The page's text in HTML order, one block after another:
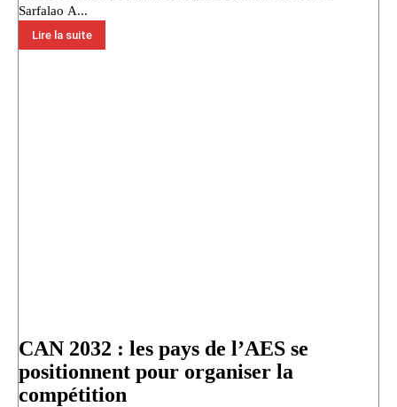
Sarfalao A...
Lire la suite
CAN 2032 : les pays de l’AES se
positionnent pour organiser la
compétition